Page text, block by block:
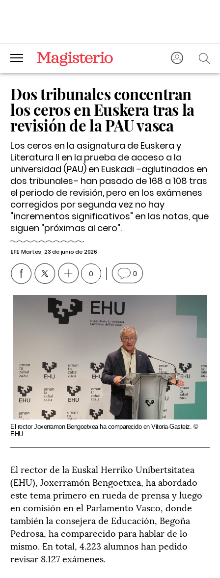
Dos tribunales concentran
los ceros en Euskera tras la
revisión de la PAU vasca
Los ceros en la asignatura de Euskera y
Literatura II en la prueba de acceso a la
universidad (PAU) en Euskadi –aglutinados en
dos tribunales– han pasado de 168 a 108 tras
el periodo de revisión, pero en los exámenes
corregidos por segunda vez no hay
"incrementos significativos" en las notas, que
siguen "próximas al cero".
EFE Martes, 23 de junio de 2026
0 0
El rector Joxerramon Bengoetxea ha comparecido en Vitoria-Gasteiz. ©
EHU
El rector de la Euskal Herriko Unibertsitatea
(EHU), Joxerramón Bengoetxea, ha abordado
este tema primero en rueda de prensa y luego
en comisión en el Parlamento Vasco, donde
también la consejera de Educación, Begoña
Pedrosa, ha comparecido para hablar de lo
mismo. En total, 4.223 alumnos han pedido
revisar 8.127 exámenes.